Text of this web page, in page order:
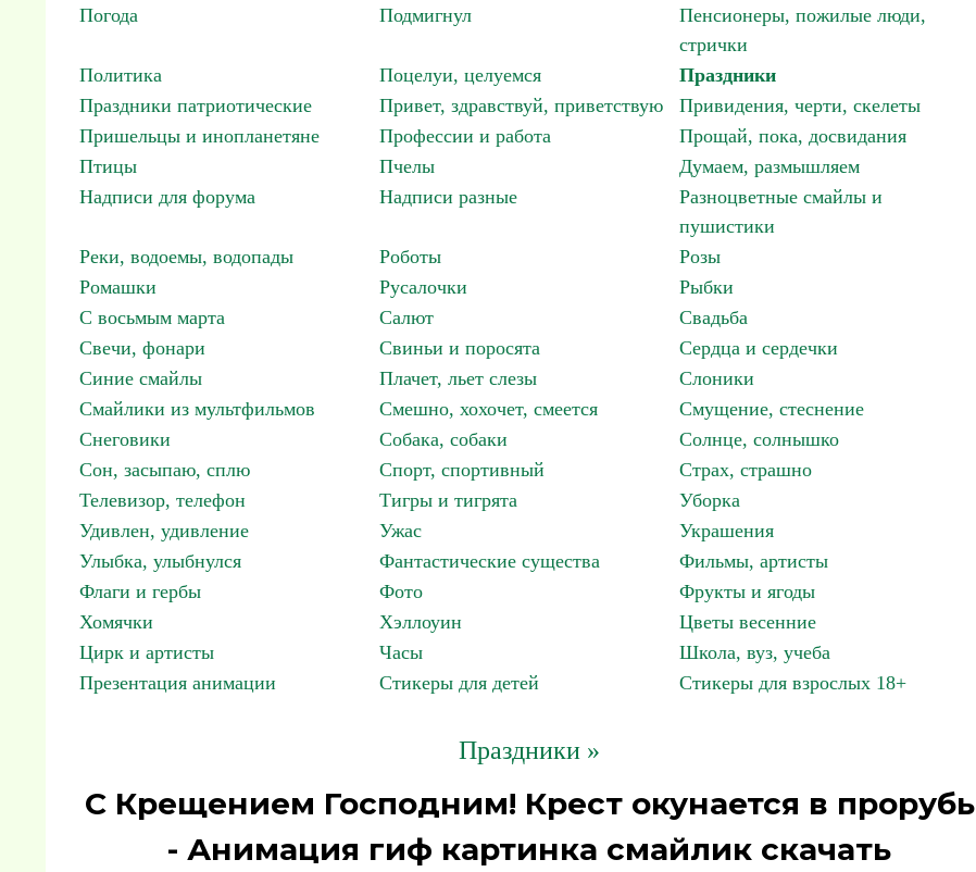
Погода
Подмигнул
Пенсионеры, пожилые люди,
стрички
Политика
Поцелуи, целуемся
Праздники
Праздники патриотические
Привет, здравствуй, приветствую
Привидения, черти, скелеты
Пришельцы и инопланетяне
Профессии и работа
Прощай, пока, досвидания
Птицы
Пчелы
Думаем, размышляем
Надписи для форума
Надписи разные
Разноцветные смайлы и
пушистики
Реки, водоемы, водопады
Роботы
Розы
Ромашки
Русалочки
Рыбки
С восьмым марта
Салют
Свадьба
Свечи, фонари
Свиньи и поросята
Сердца и сердечки
Синие смайлы
Плачет, льет слезы
Слоники
Смайлики из мультфильмов
Смешно, хохочет, смеется
Смущение, стеснение
Снеговики
Собака, собаки
Солнце, солнышко
Сон, засыпаю, сплю
Спорт, спортивный
Страх, страшно
Телевизор, телефон
Тигры и тигрята
Уборка
Удивлен, удивление
Ужас
Украшения
Улыбка, улыбнулся
Фантастические существа
Фильмы, артисты
Флаги и гербы
Фото
Фрукты и ягоды
Хомячки
Хэллоуин
Цветы весенние
Цирк и артисты
Часы
Школа, вуз, учеба
Презентация анимации
Стикеры для детей Стикеры для взрослых 18+
Праздники »
С Крещением Господним! Крест окунается в прорубь
- Анимация гиф картинка смайлик скачать